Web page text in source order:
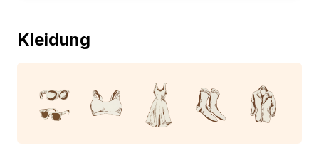
Kleidung